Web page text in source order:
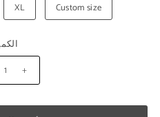
XL Custom size
+